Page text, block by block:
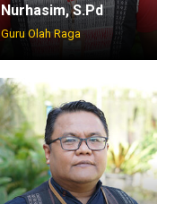
Nurhasim, S.Pd
Guru Olah Raga